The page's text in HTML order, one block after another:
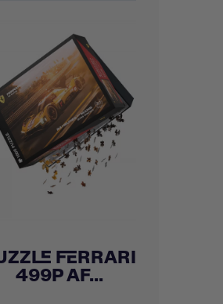
Achat expressFERRARI
499P AF...